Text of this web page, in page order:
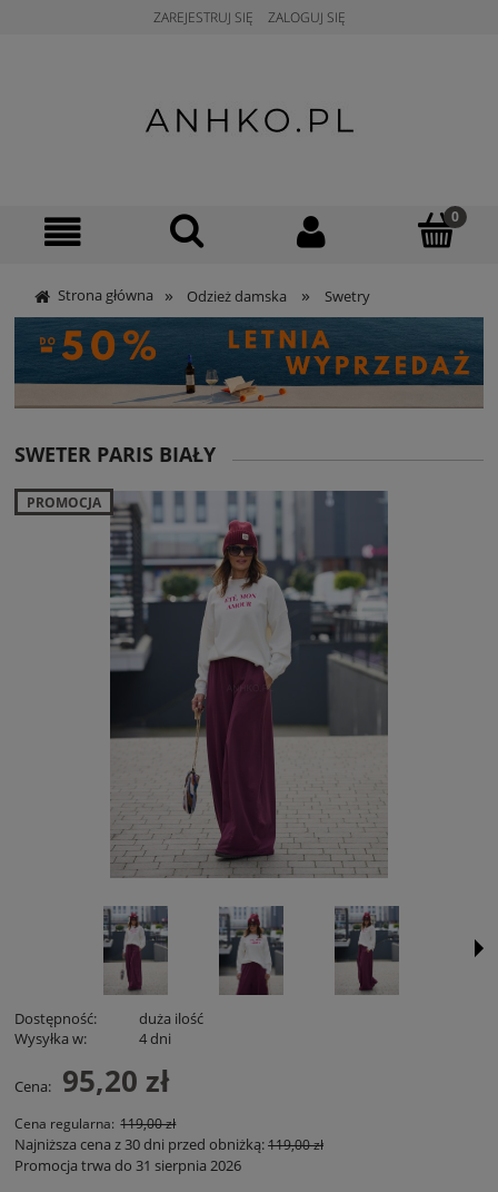
ZAREJESTRUJ SIĘ ZALOGUJ SIĘ
Strona główna » Odzież damska » Swetry
SWETER PARIS BIAŁY
PROMOCJA
Dostępność:
duża ilość
Wysyłka w:
4 dni
Cena: 95,20 zł
Cena regularna: 119,00 zł
Najniższa cena z 30 dni przed obniżką:119,00 zł
Promocja trwa do 31 sierpnia 2026